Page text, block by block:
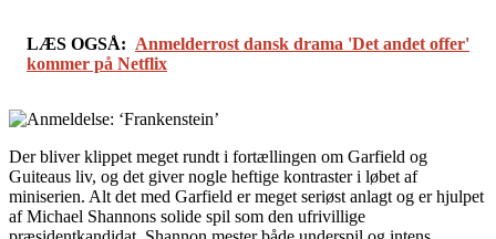
LÆS OGSÅ: Anmelderrost dansk drama 'Det andet offer'
kommer på Netflix
Der bliver klippet meget rundt i fortællingen om Garfield og
Guiteaus liv, og det giver nogle heftige kontraster i løbet af
miniserien. Alt det med Garfield er meget seriøst anlagt og er hjulpet
af Michael Shannons solide spil som den ufrivillige